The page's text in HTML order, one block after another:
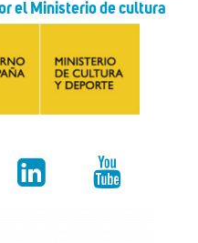
el Ministerio de cultura